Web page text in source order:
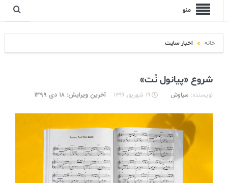
منو
خانه اخبار سایت
شروع «پیانول نُت»
نویسنده: سیاوش ۱۹ شهریور ۱۳۹۹ آخرین ویرایش: ۱۸ دی ۱۳۹۹